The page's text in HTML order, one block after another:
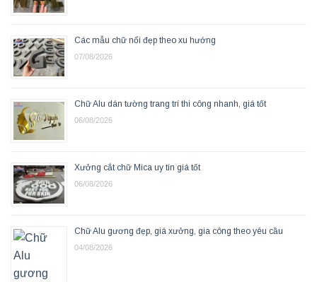
Các mẫu chữ nổi đẹp theo xu hướng
07/08/2026
Chữ Alu dán tường trang trí thi công nhanh, giá tốt
06/08/2026
Xưởng cắt chữ Mica uy tín giá tốt
06/08/2026
Chữ Alu gương đẹp, giá xưởng, gia công theo yêu cầu
04/08/2026